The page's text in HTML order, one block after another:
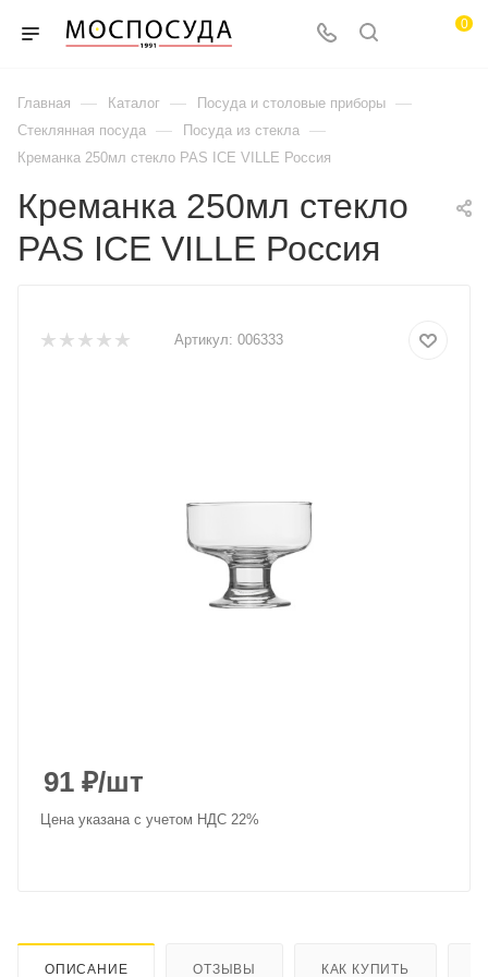
0
Главная — Каталог — Посуда и столовые приборы —
Стеклянная посуда — Посуда из стекла —
Креманка 250мл стекло PAS ICE VILLE Россия
Креманка 250мл стекло
PAS ICE VILLE Россия
Артикул: 006333
91 ₽/шт
Цена указана с учетом НДС 22%
ОПИСАНИЕ ОТЗЫВЫ КАК КУПИТЬ